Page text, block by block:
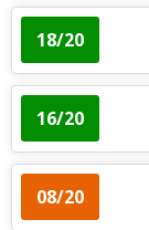
18/20
16/20
08/20